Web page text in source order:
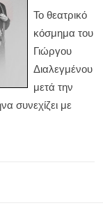
Το θεατρικό
κόσμημα του
Γιώργου
Διαλεγμένου
μετά την
συνεχίζει με